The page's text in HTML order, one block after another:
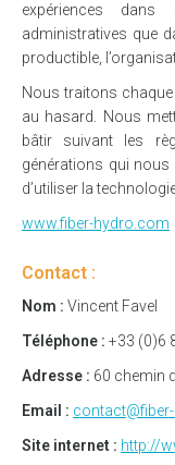
expériences
administratives que
productible,
Nous traitons
au hasard. Nous
bâtir suivant les
générations qui nous
d’utiliser la
www.fiber-hydro.com
Contact :
Nom : Vincent Favel
Téléphone : +33 (0)6
Adresse : 60 chemin
Email :
Site internet : http://